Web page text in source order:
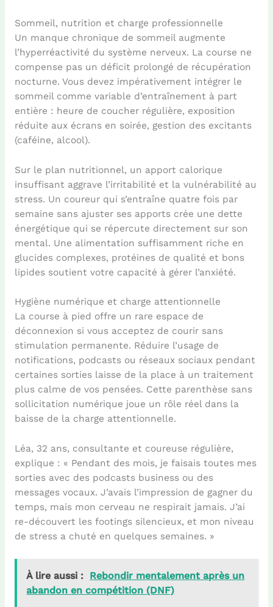
Sommeil, nutrition et charge professionnelle
Un manque chronique de sommeil augmente
l’hyperréactivité du système nerveux. La course ne
compense pas un déficit prolongé de récupération
nocturne. Vous devez impérativement intégrer le
sommeil comme variable d’entraînement à part
entière : heure de coucher régulière, exposition
réduite aux écrans en soirée, gestion des excitants
(caféine, alcool).
Sur le plan nutritionnel, un apport calorique
insuffisant aggrave l’irritabilité et la vulnérabilité au
stress. Un coureur qui s’entraîne quatre fois par
semaine sans ajuster ses apports crée une dette
énergétique qui se répercute directement sur son
mental. Une alimentation suffisamment riche en
glucides complexes, protéines de qualité et bons
lipides soutient votre capacité à gérer l’anxiété.
Hygiène numérique et charge attentionnelle
La course à pied offre un rare espace de
déconnexion si vous acceptez de courir sans
stimulation permanente. Réduire l’usage de
notifications, podcasts ou réseaux sociaux pendant
certaines sorties laisse de la place à un traitement
plus calme de vos pensées. Cette parenthèse sans
sollicitation numérique joue un rôle réel dans la
baisse de la charge attentionnelle.
Léa, 32 ans, consultante et coureuse régulière,
explique : « Pendant des mois, je faisais toutes mes
sorties avec des podcasts business ou des
messages vocaux. J’avais l’impression de gagner du
temps, mais mon cerveau ne respirait jamais. J’ai
re-découvert les footings silencieux, et mon niveau
de stress a chuté en quelques semaines. »
À lire aussi : Rebondir mentalement après un
abandon en compétition (DNF)